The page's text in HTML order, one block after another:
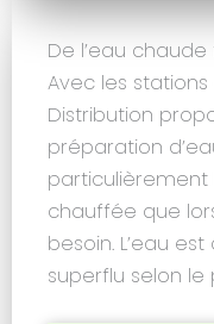
De l’eau
Avec les stations
Distribution
préparation
particulièrement
chauffée que
besoin. L’eau
superflu selon le